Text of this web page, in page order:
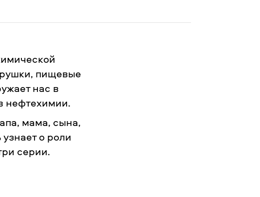
пищевые
нас в
нефтехимии.
мама, сына,
о роли
серии.